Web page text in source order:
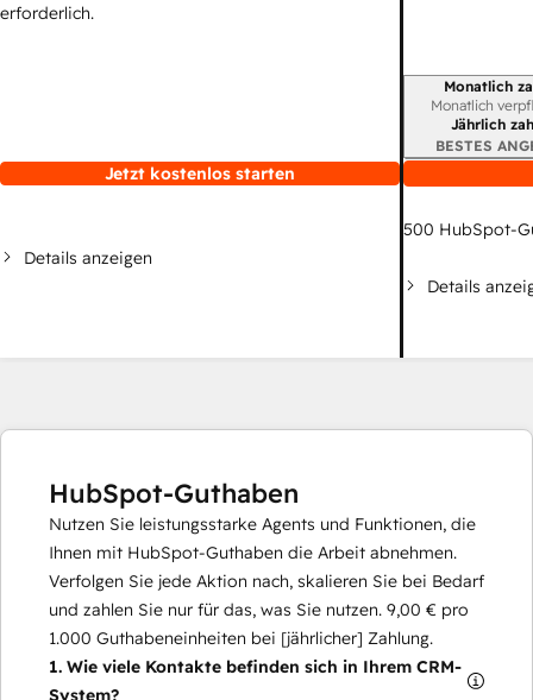
erforderlich.
Jetzt kostenlos starten
Details anzeigen
Monatlich
Monatlich
Jährlich
BESTES
500 HubSpot-
Details
HubSpot-Guthaben
Nutzen Sie leistungsstarke Agents und Funktionen, die
Ihnen mit HubSpot-Guthaben die Arbeit abnehmen.
Verfolgen Sie jede Aktion nach, skalieren Sie bei Bedarf
und zahlen Sie nur für das, was Sie nutzen. 9,00 € pro
1.000 Guthabeneinheiten bei [jährlicher] Zahlung.
1. Wie viele Kontakte befinden sich in Ihrem CRM-
System?